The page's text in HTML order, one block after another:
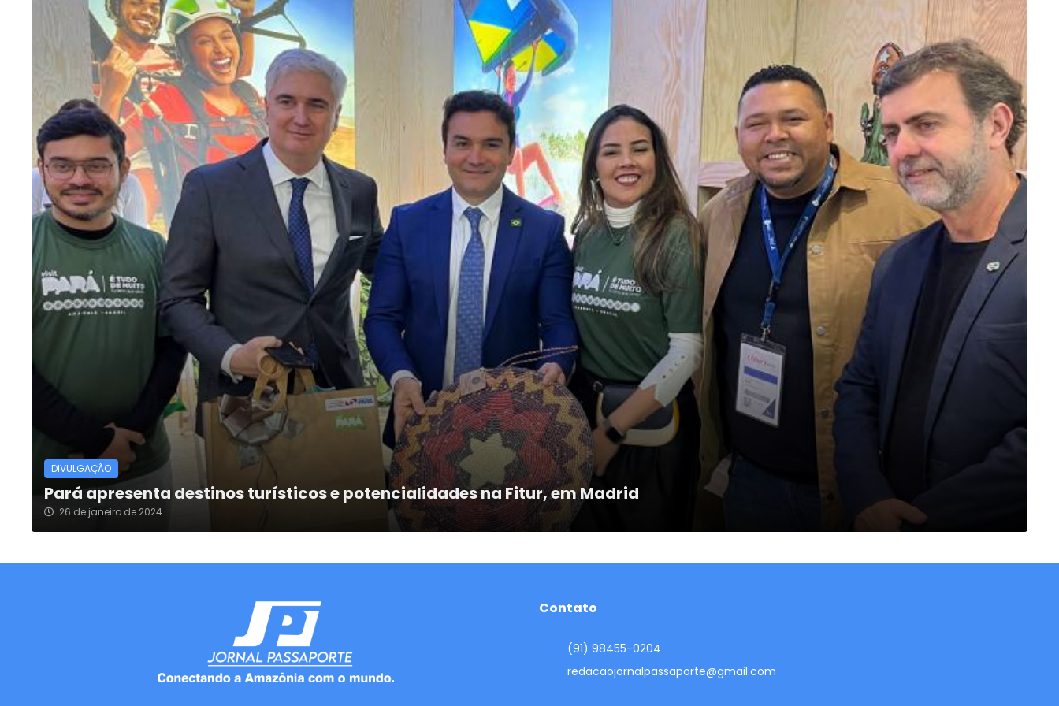
DIVULGAÇÃO
Pará apresenta destinos turísticos e potencialidades na Fitur, em Madrid
26 de janeiro de 2024
Contato
(91) 98455-0204
redacaojornalpassaporte@gmail.com